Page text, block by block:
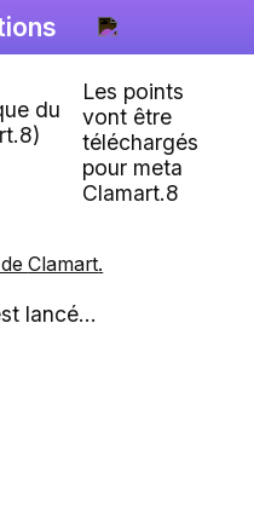
Les points
vont être
téléchargés
pour meta
Clamart.8
deClamart.
lancé...